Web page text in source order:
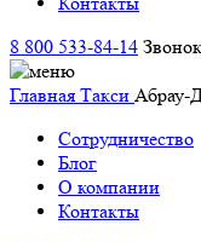
8 800 533-84-14
Главная Такси Абрау-
Сотрудничество
Блог
О компании
Контакты